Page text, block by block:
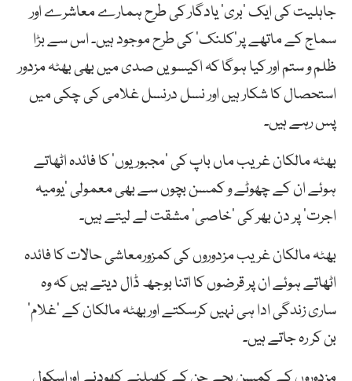
جاہلیت کی ایک ’بری‘ یادگار کی طرح ہمارے معاشرے اور
سماج کے ماتھے پر’کلنک‘ کی طرح موجود ہیں۔ اس سے بڑا
ظلم و ستم اور کیا ہوگا کہ اکیسویں صدی میں بھی بھٹہ مزدور
استحصال کا شکار ہیں اور نسل درنسل غلامی کی چکی میں
پس رہے ہیں۔
بھٹہ مالکان غریب ماں باپ کی ’مجبوریوں‘ کا فائدہ اٹھاتے
ہوئے ان کے چھوٹے و کمسن بچوں سے بھی معمولی ’یومیہ
اجرت‘ پر دن بھر کی ’خاصی‘ مشقت لے لیتے ہیں۔
بھٹہ مالکان غریب مزدوروں کی کمزورمعاشی حالات کا فائدہ
اٹھاتے ہوئے ان پر قرضوں کا اتنا بوجھ ڈال دیتے ہیں کہ وہ
ساری زندگی ادا ہی نہیں کرسکتے اوربھٹہ مالکان کے ’غلام‘
بن کر رہ جاتے ہیں۔